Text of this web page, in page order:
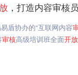
，打造内容审核
盾协办的“互联网内容
审核高级培训班全面开放